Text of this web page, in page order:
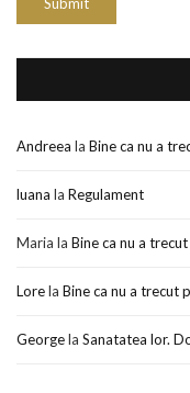
Andreea la Bine ca nu a
luana la Regulament
Maria la Bine ca nu a
Lorela Bine ca nu a trecut
Georgela Sanatatea lor.